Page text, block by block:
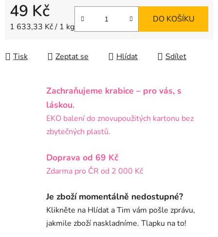
49 Kč
Měrná cena:
1 633,33 Kč / 1 kg
DO KOŠÍKU
Tisk Zeptat se Hlídat Sdílet
Zachraňujeme krabice – pro vás, s
láskou.
EKO balení do znovupoužitých kartonu bez
zbytečných plastů.
Doprava od 69 Kč
Zdarma pro ČR od 2 000 Kč
Je zboží momentálně nedostupné?
Klikněte na Hlídat a Tim vám pošle zprávu,
jakmile zboží naskladníme. Tlapku na to!